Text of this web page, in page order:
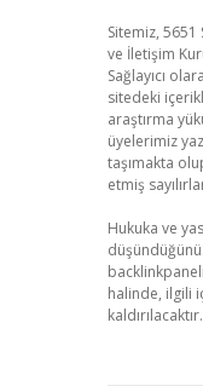
Sitemiz, 5651
ve İletişim
Sağlayıcı
sitedeki
araştırma
üyelerimiz
taşımakta
etmiş
Hukuka ve
halinde, ilgili
kaldırılacaktır.